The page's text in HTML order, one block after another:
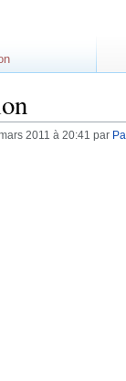
2011 à 20:41 par